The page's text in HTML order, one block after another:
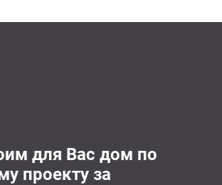
для Вас дом по
проекту за